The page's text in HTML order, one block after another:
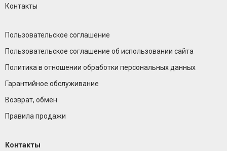
Контакты
Пользовательское соглашение
Пользовательское соглашение об использовании сайта
Политика в отношении обработки персональных данных
Гарантийное обслуживание
Возврат, обмен
Правила продажи
Контакты